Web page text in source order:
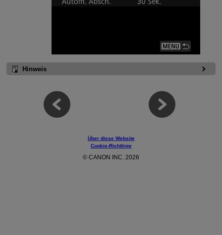
Hinweis
Über diese Website
Cookie-Richtlinie
© CANON INC. 2026